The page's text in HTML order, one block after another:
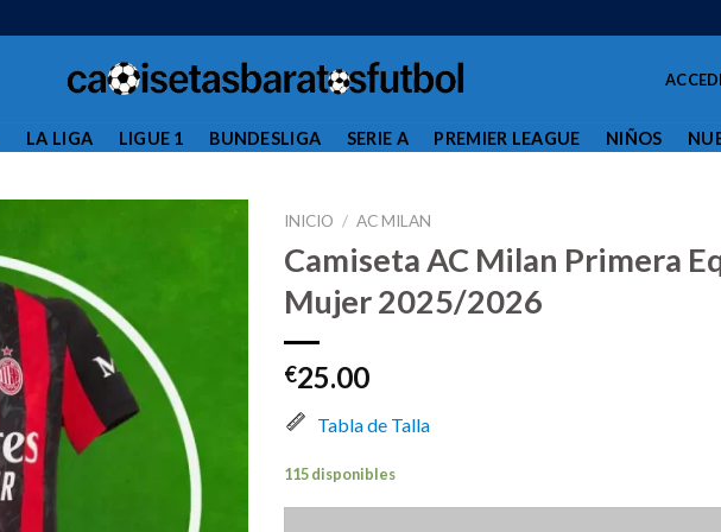
LA LIGA LIGUE 1 BUNDESLIGA SERIE A PREMIER LEAGUE NIÑOS
INICIO / AC MILAN
Camiseta AC Milan Primera
Mujer 2025/2026
€25.00
Tabla de Talla
115 disponibles